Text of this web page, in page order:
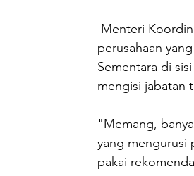
perusahaan
Sementara di
mengisi jabatan
"Memang,
yang mengurusi
pakai